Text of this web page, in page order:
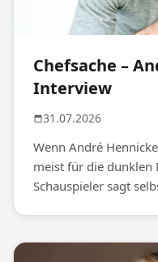
Chefsache –
Interview
31.07.2026
Wenn André
meist für die dunklen
Schauspieler sagt